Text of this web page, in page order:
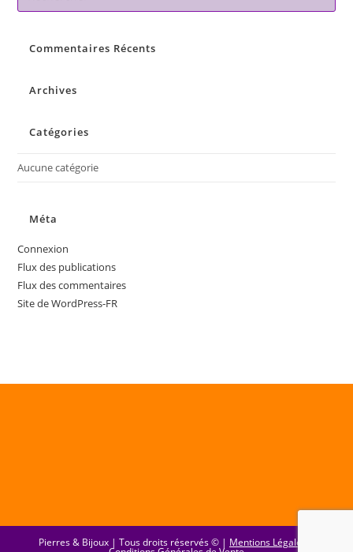
Commentaires Récents
Archives
Catégories
Aucune catégorie
Méta
Connexion
Flux des publications
Flux des commentaires
Site de WordPress-FR
Pierres & Bijoux | Tous droits réservés © | Mentions Légales